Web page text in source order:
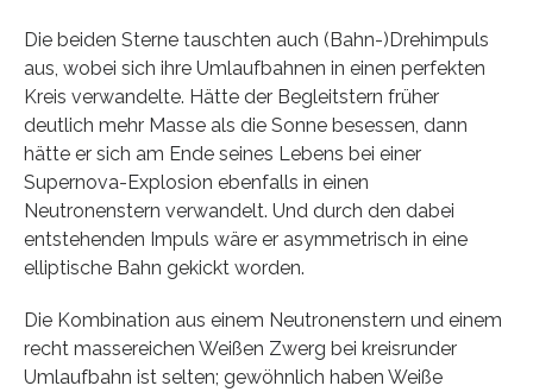
Die beiden Sterne tauschten auch (Bahn-)Drehimpuls
aus, wobei sich ihre Umlaufbahnen in einen perfekten
Kreis verwandelte. Hätte der Begleitstern früher
deutlich mehr Masse als die Sonne besessen, dann
hätte er sich am Ende seines Lebens bei einer
Supernova-Explosion ebenfalls in einen
Neutronenstern verwandelt. Und durch den dabei
entstehenden Impuls wäre er asymmetrisch in eine
elliptische Bahn gekickt worden.
Die Kombination aus einem Neutronenstern und einem
recht massereichen Weißen Zwerg bei kreisrunder
Umlaufbahn ist selten; gewöhnlich haben Weiße